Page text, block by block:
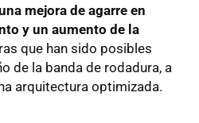
mejora de agarre en
y un aumento de la
que han sido posibles
de la banda de rodadura, a
arquitectura optimizada.